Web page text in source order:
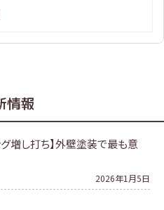
情報
グ増し打ち】外壁塗装で最も意
2026年1月5日